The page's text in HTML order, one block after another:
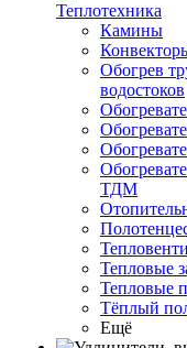
Теплотехника
Камины
Обогрев
водостоков
ТДМ
Тепловые
Тепловые
Тёплый
Ещё